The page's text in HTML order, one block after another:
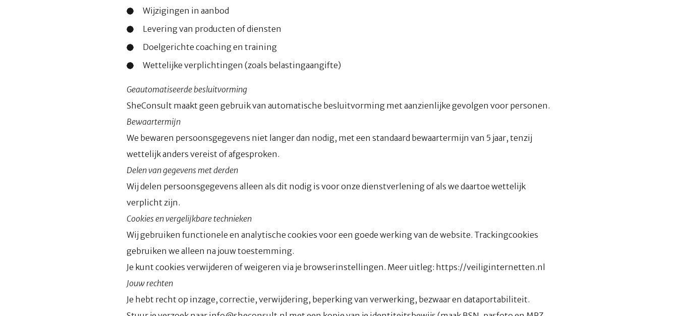
Wijzigingen in aanbod
Levering van producten of diensten
Doelgerichte coaching en training
Wettelijke verplichtingen (zoals belastingaangifte)
Geautomatiseerde besluitvorming
SheConsult maakt geen gebruik van automatische besluitvorming met aanzienlijke gevolgen voor personen.
Bewaartermijn
We bewaren persoonsgegevens niet langer dan nodig, met een standaard bewaartermijn van 5 jaar, tenzij
wettelijk anders vereist of afgesproken.
Delen van gegevens met derden
Wij delen persoonsgegevens alleen als dit nodig is voor onze dienstverlening of als we daartoe wettelijk
verplicht zijn.
Cookies en vergelijkbare technieken
Wij gebruiken functionele en analytische cookies voor een goede werking van de website. Trackingcookies
gebruiken we alleen na jouw toestemming.
Je kunt cookies verwijderen of weigeren via je browserinstellingen. Meer uitleg: https://veiliginternetten.nl
Jouw rechten
Je hebt recht op inzage, correctie, verwijdering, beperking van verwerking, bezwaar en dataportabiliteit.